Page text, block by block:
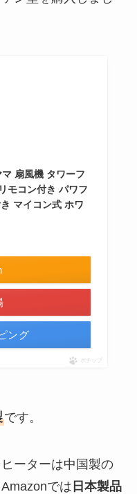
マ 扇風機 タワーフ
モコン付き パワフ
マイコン式 ホワ
ング
ポチップ
です。
ーターは中国製の
では 日本製品